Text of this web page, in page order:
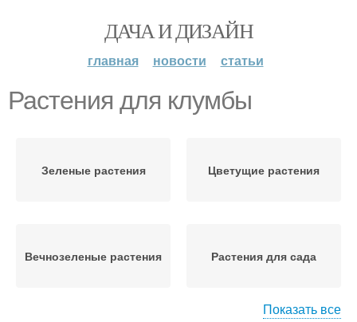
ДАЧА И ДИЗАЙН
главная новости статьи
Растения для клумбы
Зеленые растения Цветущие растения
Вечнозеленые растения Растения для сада
Показать все